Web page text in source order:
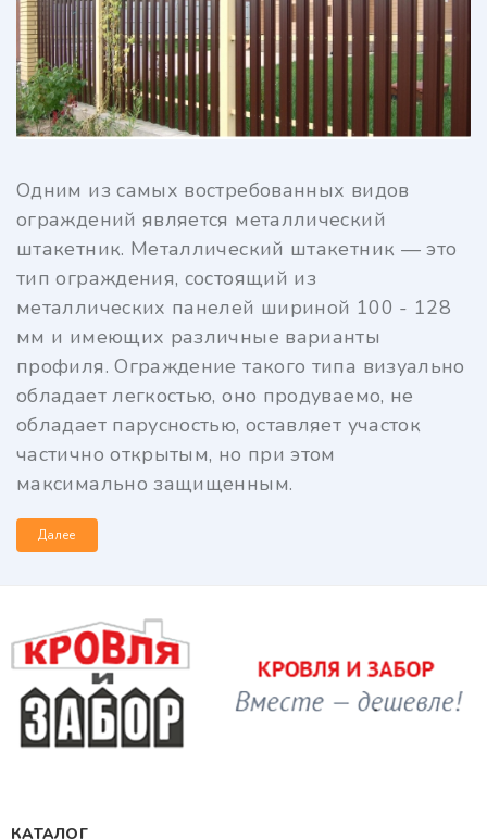
Одним из самых востребованных видов
ограждений является металлический
штакетник. Металлический штакетник — это
тип ограждения, состоящий из
металлических панелей шириной 100 - 128
мм и имеющих различные варианты
профиля. Ограждение такого типа визуально
обладает легкостью, оно продуваемо, не
обладает парусностью, оставляет участок
частично открытым, но при этом
максимально защищенным.
Далее
КАТАЛОГ